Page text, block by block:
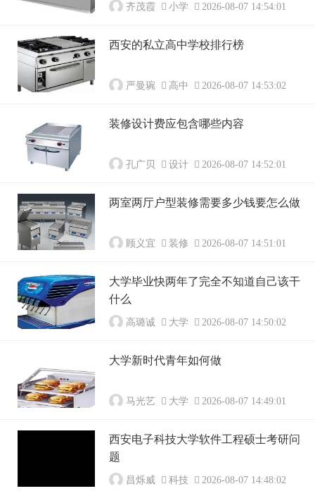
齐茂霞 小学 2026-08-07 14:54:01
西安的私立高中学校排行榜
严曼琬 高中 2026-08-07 14:53:02
装修设计费应包含哪些内容
孔广贝 设计 2026-08-07 14:52:01
两室两厅户型装修需要多少钱要怎么做
顾义宜 装修 2026-08-07 14:51:01
大学毕业快两年了完全不知道自己该干
什么
高璐诚 大学 2026-08-07 14:50:02
大学新时代青年如何做
马光艺 大学 2026-08-07 14:49:01
西安电子科技大学软件工程硕士考研问
题
昌烁威 科技 2026-08-07 14:48:02